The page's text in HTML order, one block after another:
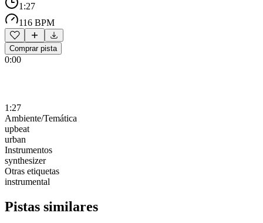
1:27
116 BPM
Comprar pista
0:00
1:27
Ambiente/Temática
upbeat
urban
Instrumentos
synthesizer
Otras etiquetas
instrumental
Pistas similares